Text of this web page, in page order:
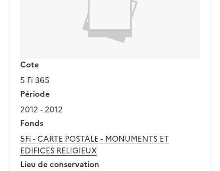
Cote
5 Fi 365
Période
2012 - 2012
Fonds
5Fi - CARTE POSTALE - MONUMENTS ET
EDIFICES RELIGIEUX
Lieu de conservation